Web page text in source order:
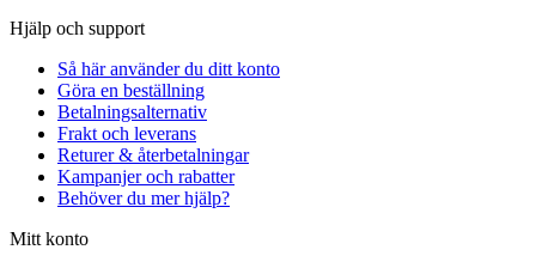
Hjälp och support
Så här använder du ditt konto
Göra en beställning
Betalningsalternativ
Frakt och leverans
Returer & återbetalningar
Kampanjer och rabatter
Behöver du mer hjälp?
Mitt konto